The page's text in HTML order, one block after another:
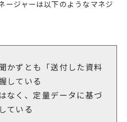
ージャーは以下のようなマネジ
かずとも「送付した資料
している
なく、定量データに基づ
ている